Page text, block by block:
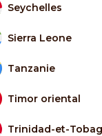
Seychelles
Sierra Leone
Tanzanie
Timor oriental
Trinidad-et-